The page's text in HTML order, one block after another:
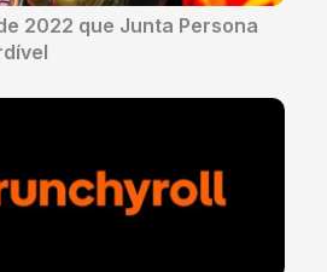
2022 que Junta Persona